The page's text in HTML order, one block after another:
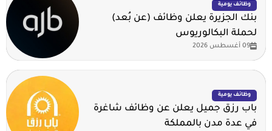
وظائف يومية
بنك الجزيرة يعلن وظائف (عن بُعد)
لحملة البكالوريوس
09 أغسطس 2026
وظائف يومية
باب رزق جميل يعلن عن وظائف شاغرة
في عدة مدن بالمملكة